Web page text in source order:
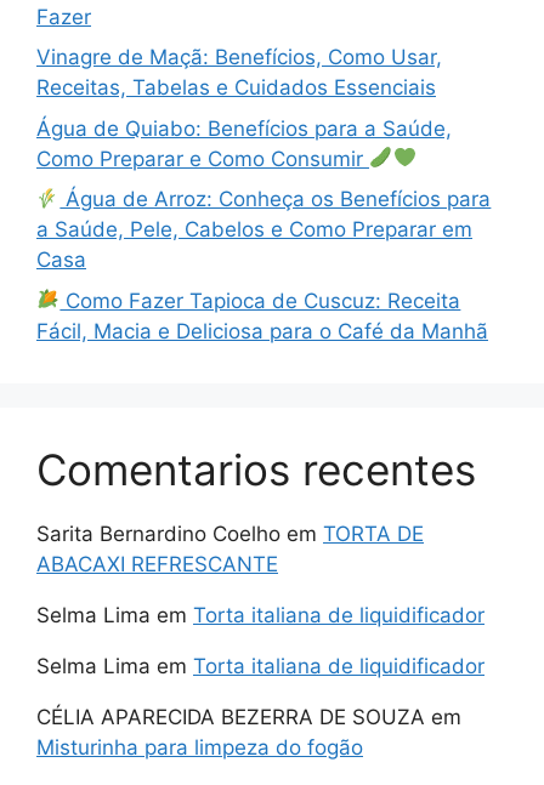
Fazer
Vinagre de Maçã: Benefícios, Como Usar,
Receitas, Tabelas e Cuidados Essenciais
Água de Quiabo: Benefícios para a Saúde,
Como Preparar e Como Consumir
Água de Arroz: Conheça os Benefícios para
a Saúde, Pele, Cabelos e Como Preparar em
Casa
Como Fazer Tapioca de Cuscuz: Receita
Fácil, Macia e Deliciosa para o Café da Manhã
Comentarios recentes
Sarita Bernardino Coelho em TORTA DE
ABACAXI REFRESCANTE
Selma Lima em Torta italiana de liquidificador
Selma Lima em Torta italiana de liquidificador
CÉLIA APARECIDA BEZERRA DE SOUZA em
Misturinha para limpeza do fogão